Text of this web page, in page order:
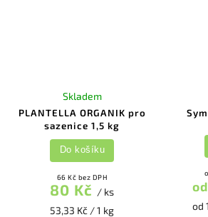
PLANTELLA ORGANIK pro
sazenice 1,5 kg
Skladem
66 Kč bez DPH
80 Kč / ks
53,33 Kč / 1 kg
Do košíku
od
od